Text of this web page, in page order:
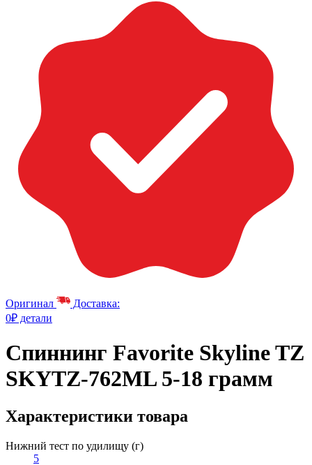
Оригинал
Доставка:
0₽ детали
Спиннинг Favorite Skyline TZ
SKYTZ-762ML 5-18 грамм
Характеристики товара
Нижний тест по удилищу (г)
5